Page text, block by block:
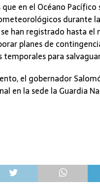
en el Océano Pacífico
durante
han registrado hasta
planes de
para
el gobernador
en la sede la Guardia